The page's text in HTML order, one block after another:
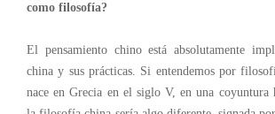
como filosofía?
El pensamiento chino está absolutamente
china y susprácticas. Si entendemos por
nace en Grecia en el siglo V, en una coyuntura